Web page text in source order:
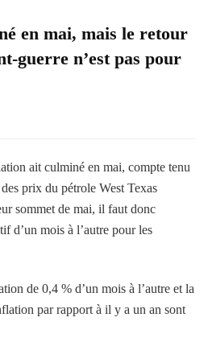
en mai, mais le retour
guerre n’est pas pour
ait culminé en mai, compte tenu
prix du pétrole West Texas
sommet de mai, il faut donc
d’un mois à l’autre pour les
de 0,4 % d’un mois à l’autre et la
par rapport à il y a un an sont